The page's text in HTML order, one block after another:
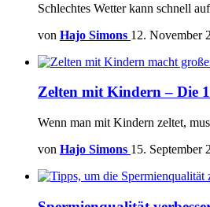
Schlechtes Wetter kann schnell
von Hajo Simons 12. November
Zelten mit Kindern – Die
Wenn man mit Kindern zeltet,
von Hajo Simons 15. September